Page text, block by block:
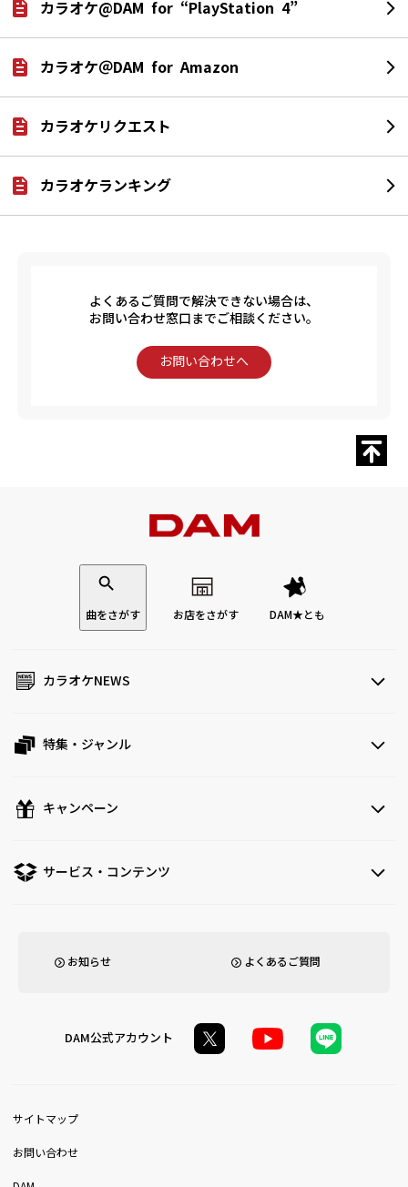
カラオケ@DAM for “PlayStation 4”
カラオケ＠DAM for Amazon
カラオケリクエスト
カラオケランキング
よくあるご質問で解決できない場合は、
お問い合わせ窓口までご相談ください。
お問い合わせへ
曲をさがす お店をさがす DAM★とも
カラオケNEWS
特集・ジャンル
キャンペーン
サービス・コンテンツ
お知らせ よくあるご質問
DAM公式アカウント
サイトマップ
お問い合わせ